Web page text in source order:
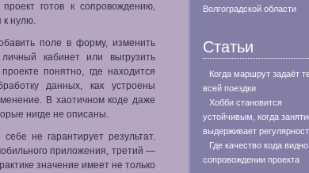
готов к сопровождению,
к нулю.
поле в форму, изменить
кабинет или выгрузить
понятно, где находится
данных, как устроены
В хаотичном коде даже
нигде не описаны.
не гарантирует результат.
приложения, третий —
значение имеет не только
Волгоградской области
Статьи
Когда маршрут задаёт
всей поездки
Хобби становится
устойчивым, когда
выдерживает
Где качество кода
сопровождении проекта